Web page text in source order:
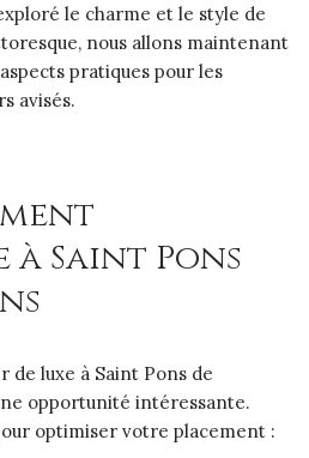
le charme et le style de
nous allons maintenant
pratiques pour les
avisés.
Saint Pons
de luxe à Saint Pons de
opportunité intéressante.
optimiser votre placement :